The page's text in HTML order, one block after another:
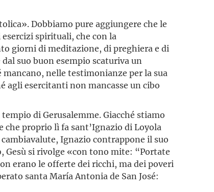
Dobbiamo pure aggiungere che le
spirituali, che con la
giorni di meditazione, di preghiera e di
suo buon esempio scaturiva un
nelle testimonianze per la sua
agli esercitanti non mancasse un cibo
di Gerusalemme. Giacché stiamo
che proprio lì fa sant’Ignazio di Loyola
Ignazio contrappone il suo
si rivolge «con tono mite: “Portate
erano le offerte dei ricchi, ma dei poveri
santa María Antonia de San José: